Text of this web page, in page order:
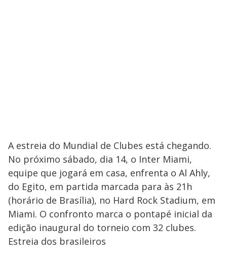
A estreia do Mundial de Clubes está chegando.
No próximo sábado, dia 14, o Inter Miami,
equipe que jogará em casa, enfrenta o Al Ahly,
do Egito, em partida marcada para às 21h
(horário de Brasília), no Hard Rock Stadium, em
Miami. O confronto marca o pontapé inicial da
edição inaugural do torneio com 32 clubes.
Estreia dos brasileiros